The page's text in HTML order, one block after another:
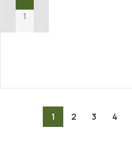
ΠΡΟΣΘΉΚΗ ΣΤΟ ΚΑΛΆΘΙ
1 2 3 4